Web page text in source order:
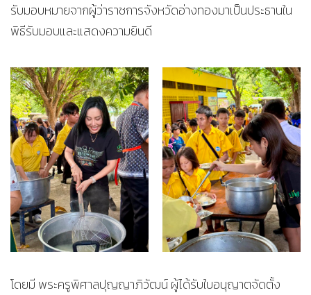
รับมอบหมายจากผู้ว่าราชการจังหวัดอ่างทองมาเป็นประธานใน
พิธีรับมอบและแสดงความยินดี
โดยมี พระครูพิศาลปุญญาภิวัฒน์ ผู้ได้รับใบอนุญาตจัดตั้ง